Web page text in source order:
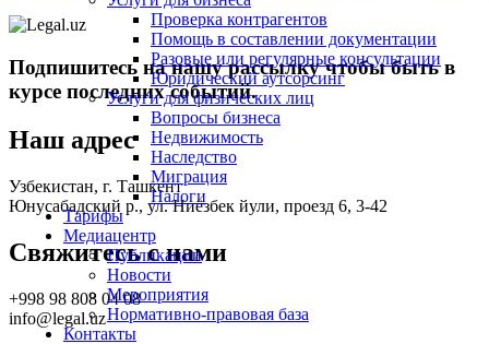
Проверка контрагентов
Помощь в составлении документации
Разовые или регулярные консультации
Юридический аутсорсинг
Услуги для физических лиц
Вопросы бизнеса
Недвижимость
Наследство
Миграция
Налоги
Тарифы
Медиацентр
Публикации
Новости
Мероприятия
Нормативно-правовая база
Контакты
Подпишитесь на нашу рассылку чтобы быть в
курсе последних событий.
Наш адрес
Узбекистан, г. Ташкент
Юнусабадский р., ул. Ниёзбек йули, проезд 6, 3-42
Свяжитесь с нами
+998 98 808 04 08
info@legal.uz